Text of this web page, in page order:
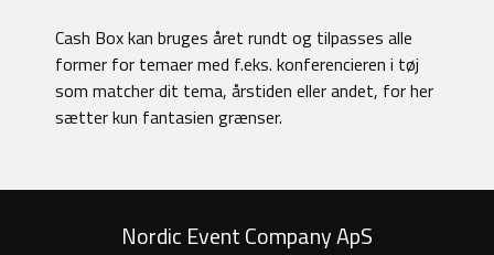
Cash Box kan bruges året rundt og tilpasses alle
former for temaer med f.eks. konferencieren i tøj
som matcher dit tema, årstiden eller andet, for her
sætter kun fantasien grænser.
Nordic Event Company ApS